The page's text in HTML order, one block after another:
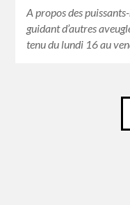
A propos des
guidant d’autres
tenu du lundi 16 au